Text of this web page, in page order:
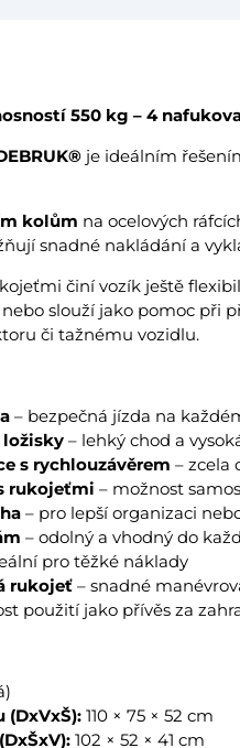
550 kg – 4
je ideálním
kolům na ocelových
snadné nakládání a
činí vozík ještě
slouží jako pomoc při
či tažnému vozidlu.
– bezpečná jízda na
– lehký chod a
s rychlouzávěrem – zcela
rukojeťmi – možnost
– pro lepší organizaci
– odolný a vhodný do
pro těžké náklady
rukojeť – snadné
použití jako přívěs za
(DxVxŠ): 110 × 75 × 52 cm
102 × 52 × 41 cm